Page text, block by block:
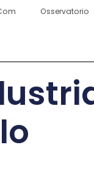
Osservatorio